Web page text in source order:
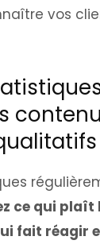
vos
ce qui plaît
fait réagir